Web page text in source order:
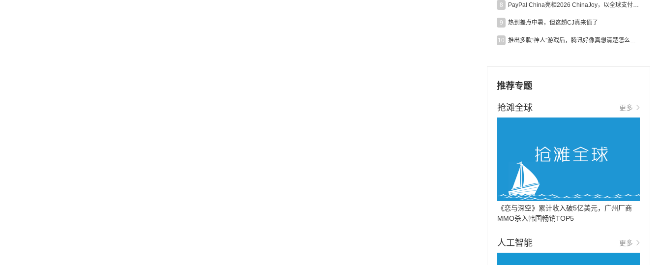
8 PayPal China亮相2026 ChinaJoy，以全球支付能力助力中国游戏企业深化全球运营
9 热到差点中暑，但这趟CJ真来值了
10 推出多款“神人”游戏后，腾讯好像真想清楚怎么做二次元了
推荐专题
抢滩全球 更多
《恋与深空》累计收入破5亿美元，广州厂商
MMO杀入韩国畅销TOP5
人工智能 更多